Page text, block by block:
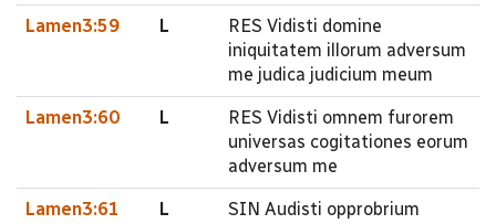
Lamen3:59 L
RES Vidisti domine
iniquitatem illorum adversum
me judica judicium meum
Lamen3:60 L
RES Vidisti omnem furorem
universas cogitationes eorum
adversum me
Lamen3:61 L
SIN Audisti opprobrium